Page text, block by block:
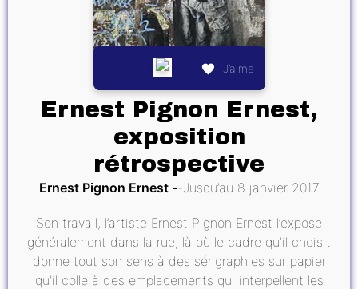
J’aime
Ernest Pignon Ernest,
exposition
rétrospective
Ernest Pignon Ernest Jusqu’au 8 janvier 2017
Son travail, l’artiste Ernest Pignon Ernest l’expose
généralement dans la rue, là où le cadre qu’il choisit
donne tout son sens à des sérigraphies sur papier
qu’il colle à des emplacements qui interpellent les